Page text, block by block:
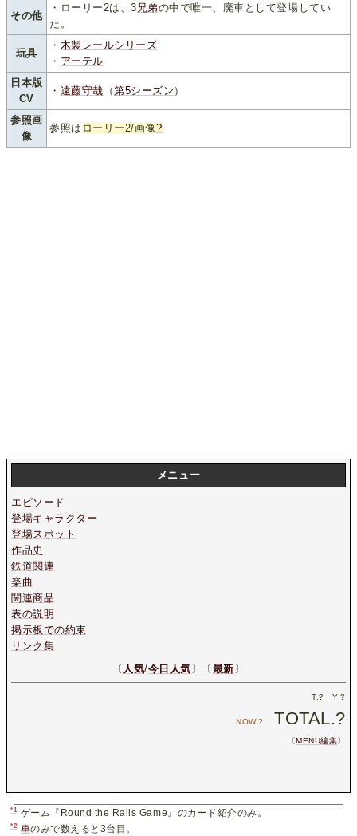
その他
・ローリー2は、3 兄弟の中で唯一、廃車として登場してい
た。
玩具
・ 木製レールシリーズ
・ アーテル
日本版
CV
・ 遠藤守哉 （第5シーズン ）
参照画
像
参照は ローリー2/画像?
メニュー
エピソード
登場キャラクター
登場スポット
作品史
鉄道関連
楽曲
関連商品
表の説明
掲示板での約束
リンク集
〔 人気/今日人気 〕〔 最新 〕
T.? Y.?
NOW.? TOTAL.?
〔MENU編集〕
*1 ゲーム『Round the Rails Game』のカード紹介のみ。
*2 車のみで数えると3台目。